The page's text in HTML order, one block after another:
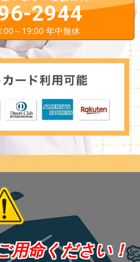
2944
～19:00 年中無休
用命ください！